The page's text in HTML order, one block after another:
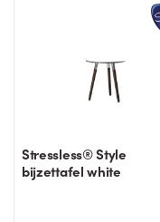
Stressless® Style
bijzettafel white